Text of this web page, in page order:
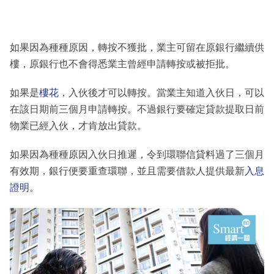
如果因為種種原因，轉按不獲批，業主可留在原銀行繼續供
樓，原銀行也不會得悉業主曾經申請轉按或被拒批。
如果是樓花 ，入伙後才可以轉按。當業主知道入伙日，可以
在該日期前三個月申請轉按。不過銀行要確定貸款提取日前
物業已經入伙，才肯放出貸款。
如果因為種種原因入伙日推遲，令到環聯信貸料過了三個月
有效期，銀行便要重查環聯，並且需要借款人提供最新入息
證明 。